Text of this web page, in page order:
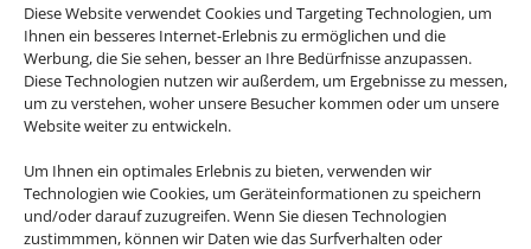
Diese Website verwendet Cookies und Targeting Technologien, um
Ihnen ein besseres Internet-Erlebnis zu ermöglichen und die
Werbung, die Sie sehen, besser an Ihre Bedürfnisse anzupassen.
Diese Technologien nutzen wir außerdem, um Ergebnisse zu messen,
um zu verstehen, woher unsere Besucher kommen oder um unsere
Website weiter zu entwickeln.
Um Ihnen ein optimales Erlebnis zu bieten, verwenden wir
Technologien wie Cookies, um Geräteinformationen zu speichern
und/oder darauf zuzugreifen. Wenn Sie diesen Technologien
zustimmmen, können wir Daten wie das Surfverhalten oder
Rechtliche Informationen